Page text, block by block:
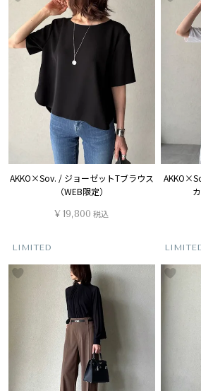
AKKO×Sov. / ジョーゼットTブラウス
（WEB限定）
¥ 19,800 税込
LIMITED